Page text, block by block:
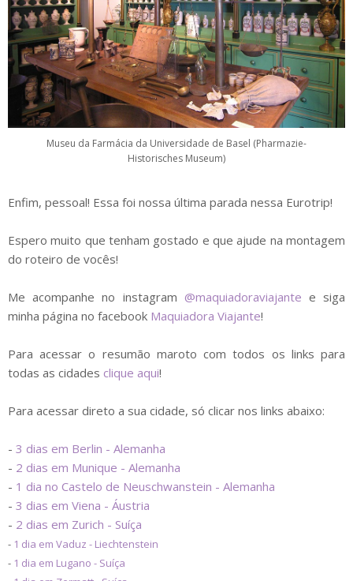
Museu da Farmácia da Universidade de Basel (Pharmazie-
Historisches Museum)
Enfim, pessoal! Essa foi nossa última parada nessa Eurotrip!
Espero muito que tenham gostado e que ajude na montagem
do roteiro de vocês!
Me acompanhe no instagram @maquiadoraviajante e siga
minha página no facebook Maquiadora Viajante!
Para acessar o resumão maroto com todos os links para
todas as cidades clique aqui!
Para acessar direto a sua cidade, só clicar nos links abaixo:
- 3 dias em Berlin - Alemanha
- 2 dias em Munique - Alemanha
- 1 dia no Castelo de Neuschwanstein - Alemanha
- 3 dias em Viena - Áustria
- 2 dias em Zurich - Suíça
- 1 dia em Vaduz - Liechtenstein
- 1 dia em Lugano - Suíça